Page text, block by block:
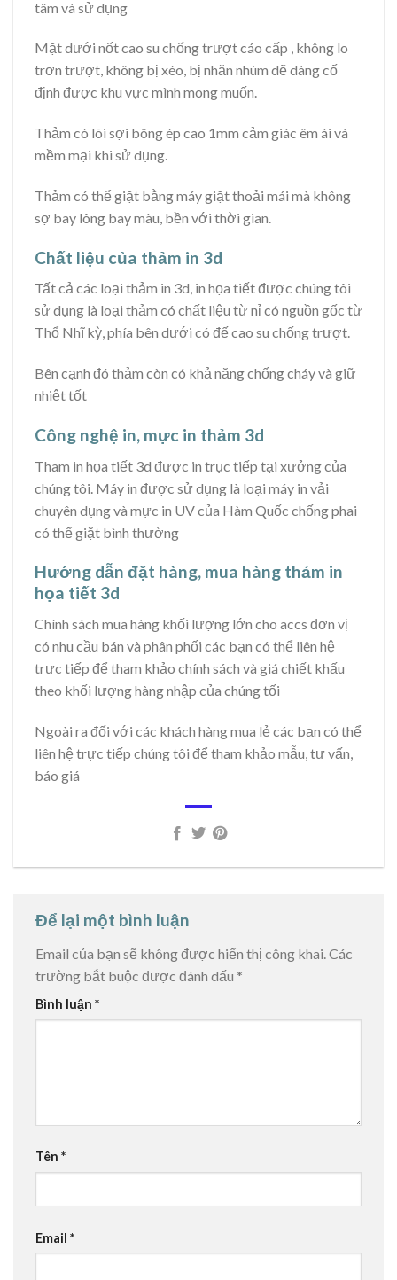
tâm và sử dụng
Mặt dưới nốt cao su chống trượt cáo cấp , không lo
trơn trượt, không bị xéo, bị nhăn nhúm dẽ dàng cố
định được khu vực mình mong muốn.
Thảm có lõi sợi bông ép cao 1mm cảm giác êm ái và
mềm mại khi sử dụng.
Thảm có thể giặt bằng máy giặt thoải mái mà không
sợ bay lông bay màu, bền với thời gian.
Chất liệu của thảm in 3d
Tất cả các loại thảm in 3d, in họa tiết được chúng tôi
sử dụng là loại thảm có chất liệu từ nỉ có nguồn gốc từ
Thổ Nhĩ kỳ, phía bên dưới có đế cao su chống trượt.
Bên cạnh đó thảm còn có khả năng chống cháy và giữ
nhiệt tốt
Công nghệ in, mực in thảm 3d
Tham in họa tiết 3d được in trục tiếp tại xưởng của
chúng tôi. Máy in được sử dụng là loại máy in vải
chuyên dụng và mực in UV của Hàm Quốc chống phai
có thể giặt bình thường
Hướng dẫn đặt hàng, mua hàng thảm in
họa tiết 3d
Chính sách mua hàng khối lượng lớn cho accs đơn vị
có nhu cầu bán và phân phối các bạn có thể liên hệ
trực tiếp để tham khảo chính sách và giá chiết khấu
theo khối lượng hàng nhập của chúng tối
Ngoài ra đối với các khách hàng mua lẻ các bạn có thể
liên hệ trực tiếp chúng tôi để tham khảo mẫu, tư vấn,
báo giá
Để lại một bình luận
Email của bạn sẽ không được hiển thị công khai.Các
trường bắt buộc được đánh dấu *
Bình luận *
Tên *
Email *